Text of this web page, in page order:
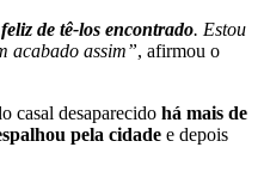
de tê-los encontrado. Estou
acabado assim”, afirmou o
casal desaparecido há mais de
pela cidade e depois